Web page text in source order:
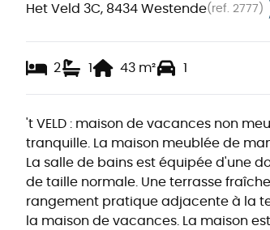
Het Veld 3C, 8434 Westende(ref. 2777)
2 1 43 m² 1
't VELD : maison de vacances non
tranquille. La maison meublée de
La salle de bains est équipée d'une
de taille normale. Une terrasse
rangement pratique adjacente à la
la maison de vacances. La maison